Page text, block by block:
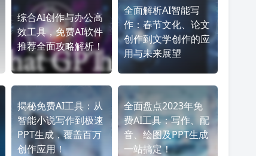
综合AI创作与办公高
效工具，免费AI软件
推荐全面攻略解析！
全面解析AI智能写
作：春节文化、论文
创作到文学创作的应
用与未来展望
揭秘免费AI工具：从
智能小说写作到极速
PPT生成，覆盖百万
创作应用！
全面盘点2023年免
费AI工具：写作、配
音、绘图及PPT生成
一站搞定！